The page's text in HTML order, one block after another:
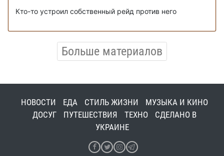
Кто-то устроил собственный рейд против него
Больше материалов
НОВОСТИ ЕДА СТИЛЬ ЖИЗНИ
МУЗЫКА И КИНО
ДОСУГ
ПУТЕШЕСТВИЯ ТЕХНО
СДЕЛАНО В
УКРАИНЕ